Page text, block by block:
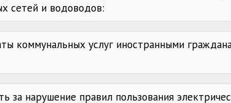
за пределы
сетей и водоводов:
задолженности
коммунальных услуг иностранными
за нарушение правил пользования